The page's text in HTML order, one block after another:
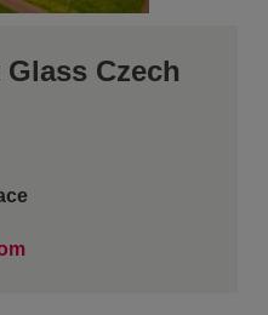
Czech